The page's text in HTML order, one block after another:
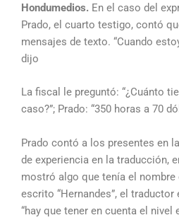
Hondumedios. En el caso del
Prado, el cuarto testigo, contó
mensajes de texto. “Cuando
dijo
La fiscal le preguntó: “¿Cuánto
caso?”; Prado: “350 horas a 70
Prado contó a los presentes en
de experiencia en la traducción,
mostró algo que tenía el nombre
escrito “Hernandes”, el
“hay que tener en cuenta el nivel